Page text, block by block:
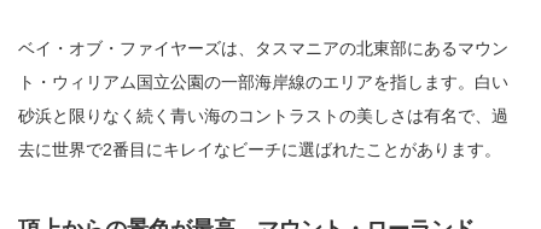
ベイ・オブ・ファイヤーズは、タスマニアの北東部にあるマウン
ト・ウィリアム国立公園の一部海岸線のエリアを指します。白い
砂浜と限りなく続く青い海のコントラストの美しさは有名で、過
去に世界で2番目にキレイなビーチに選ばれたことがあります。